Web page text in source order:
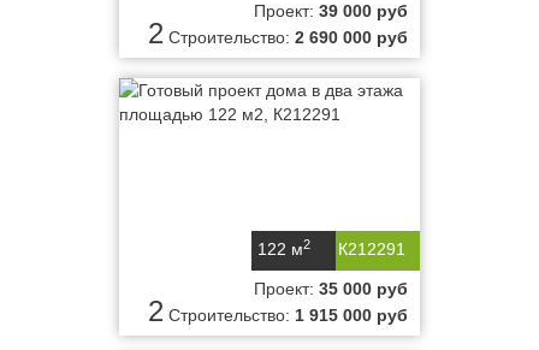
2
Проект: 39 000 руб
Строительство: 2 690 000 руб
К212291
122 м2
2
Проект: 35 000 руб
Строительство: 1 915 000 руб